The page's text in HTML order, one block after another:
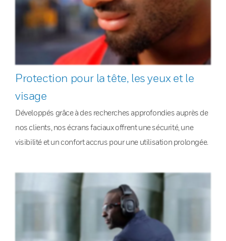
Protection pour la tête, les yeux et le
visage
Développés grâce à des recherches approfondies auprès de
nos clients, nos écrans faciaux offrent une sécurité, une
visibilité et un confort accrus pour une utilisation prolongée.